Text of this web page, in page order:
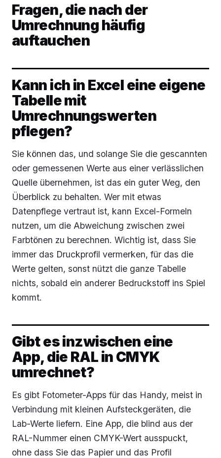
Fragen, die nach der
Umrechnung häufig
auftauchen
Kann ich in Excel eine eigene
Tabelle mit
Umrechnungswerten
pflegen?
Sie können das, und solange Sie die gescannten
oder gemessenen Werte aus einer verlässlichen
Quelle übernehmen, ist das ein guter Weg, den
Überblick zu behalten. Wer mit etwas
Datenpflege vertraut ist, kann Excel-Formeln
nutzen, um die Abweichung zwischen zwei
Farbtönen zu berechnen. Wichtig ist, dass Sie
immer das Druckprofil vermerken, für das die
Werte gelten, sonst nützt die ganze Tabelle
nichts, sobald ein anderer Bedruckstoff ins Spiel
kommt.
Gibt es inzwischen eine
App, die RAL in CMYK
umrechnet?
Es gibt Fotometer-Apps für das Handy, meist in
Verbindung mit kleinen Aufsteckgeräten, die
Lab-Werte liefern. Eine App, die blind aus der
RAL-Nummer einen CMYK-Wert ausspuckt,
ohne dass Sie das Papier und das Profil